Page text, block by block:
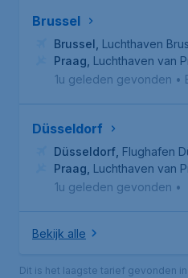
Brussel
Brussel Luchthaven
Praag Luchthaven van
1u geleden gevonden •
Düsseldorf
Düsseldorf Flughafen
Praag Luchthaven van
1u geleden gevonden •
Bekijk alle
Dit is het laagste tarief gevonden